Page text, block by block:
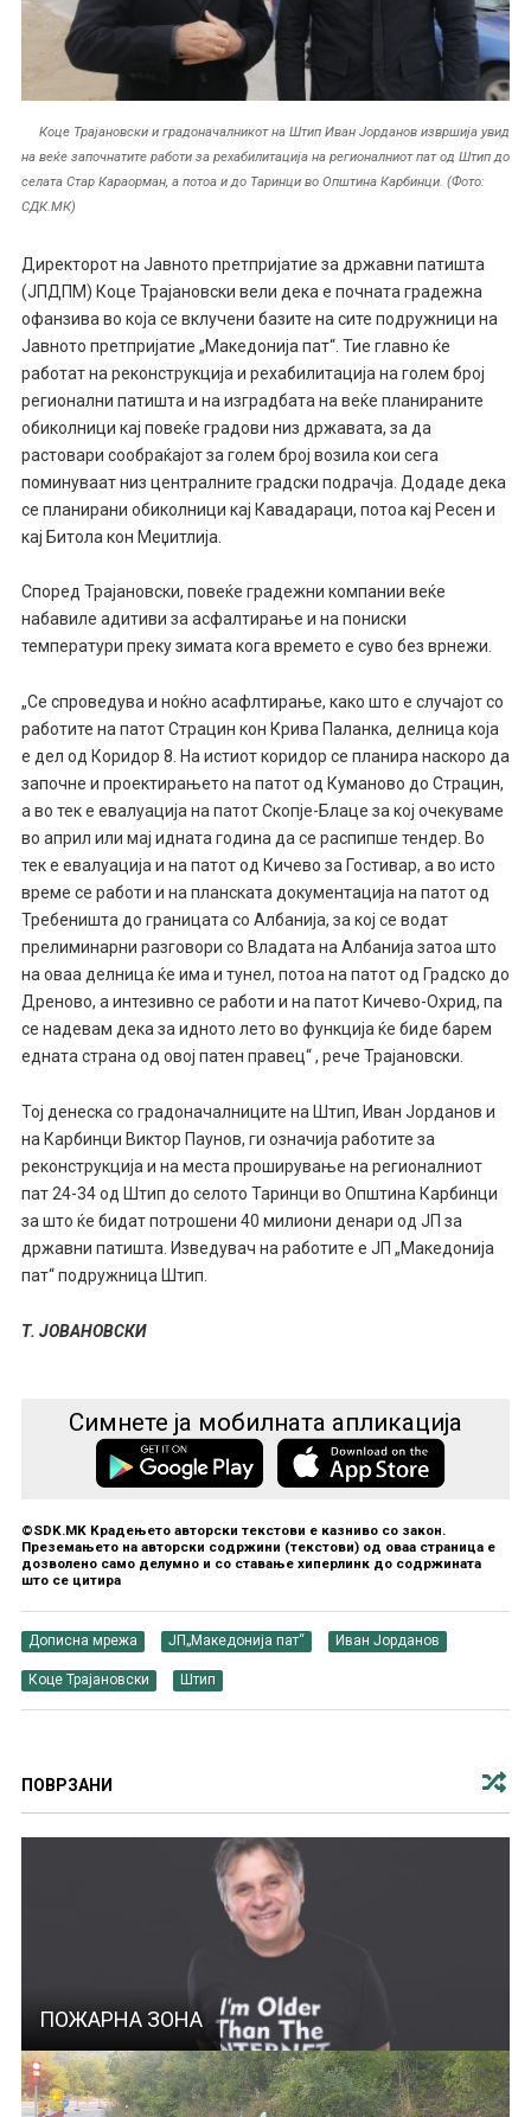
Коце Трајановски и градоначалникот на Штип Иван Јорданов извршија увид
на веќе започнатите работи за рехабилитација на регионалниот пат од Штип до
селата Стар Караорман, а потоа и до Таринци во Општина Карбинци. (Фото:
СДК.МК)
Директорот на Јавното претпријатие за државни патишта
(ЈПДПМ) Коце Трајановски вели дека е почната градежна
офанзива во која се вклучени базите на сите подружници на
Јавното претпријатие „Македонија пат“. Тие главно ќе
работат на реконструкција и рехабилитација на голем број
регионални патишта и на изградбата на веќе планираните
обиколници кај повеќе градови низ државата, за да
растовари сообраќајот за голем број возила кои сега
поминуваат низ централните градски подрачја. Додаде дека
се планирани обиколници кај Кавадараци, потоа кај Ресен и
кај Битола кон Меџитлија.
Според Трајановски, повеќе градежни компании веќе
набавиле адитиви за асфалтирање и на пониски
температури преку зимата кога времето е суво без врнежи.
„Се спроведува и ноќно асафлтирање, како што е случајот со
работите на патот Страцин кон Крива Паланка, делница која
е дел од Коридор 8. На истиот коридор се планира наскоро да
започне и проектирањето на патот од Куманово до Страцин,
а во тек е евалуација на патот Скопје-Блаце за кој очекуваме
во април или мај идната година да се распипше тендер. Во
тек е евалуација и на патот од Кичево за Гостивар, а во исто
време се работи и на планската документација на патот од
Требеништа до границата со Албанија, за кој се водат
прелиминарни разговори со Владата на Албанија затоа што
на оваа делница ќе има и тунел, потоа на патот од Градско до
Дреново, а интезивно се работи и на патот Кичево-Охрид, па
се надевам дека за идното лето во функција ќе биде барем
едната страна од овој патен правец“ , рече Трајановски.
Тој денеска со градоначалниците на Штип, Иван Јорданов и
на Карбинци Виктор Паунов, ги означија работите за
реконструкција и на места проширување на регионалниот
пат 24-34 од Штип до селото Таринци во Општина Карбинци
за што ќе бидат потрошени 40 милиони денари од ЈП за
државни патишта. Изведувач на работите е ЈП „Македонија
пат“ подружница Штип.
Т. ЈОВАНОВСКИ
Симнете ја мобилната апликација
©SDK.MK Крадењето авторски текстови е казниво со закон.
Преземањето на авторски содржини (текстови) од оваа страница е
дозволено само делумно и со ставање хиперлинк до содржината
што се цитира
Дописна мрежа ЈП„Македонија пат“ Иван Јорданов
Коце Трајановски Штип
ПОВРЗАНИ
ПОЖАРНА ЗОНА